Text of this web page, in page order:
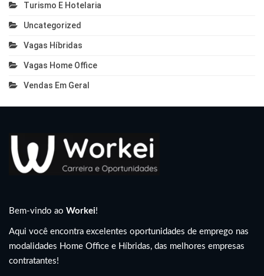
Turismo E Hotelaria
Uncategorized
Vagas Híbridas
Vagas Home Office
Vendas Em Geral
Bem-vindo ao Workei!
Aqui você encontra excelentes oportunidades de emprego nas
modalidades Home Office e Híbridas, das melhores empresas
contratantes!